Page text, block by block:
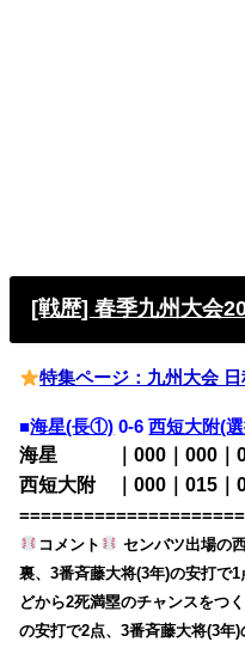
[戦歴] 春季九州大会
特集ページ：九州大会
■海星(長①) 0-6西短大附(
海星 ｜000｜000｜
西短大附 ｜000｜015｜
コメント
センバツ出場の
裏、3番斉藤大将(3年)の安打で
どから2死満塁のチャンスをつ
の安打で2点、3番斉藤大将(3年